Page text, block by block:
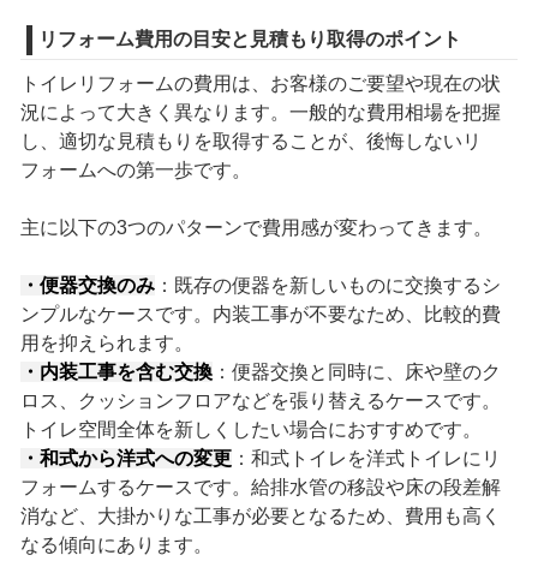
リフォーム費用の目安と見積もり取得のポイント
トイレリフォームの費用は、お客様のご要望や現在の状
況によって大きく異なります。一般的な費用相場を把握
し、適切な見積もりを取得することが、後悔しないリ
フォームへの第一歩です。
主に以下の3つのパターンで費用感が変わってきます。
・便器交換のみ：既存の便器を新しいものに交換するシ
ンプルなケースです。内装工事が不要なため、比較的費
用を抑えられます。
・内装工事を含む交換：便器交換と同時に、床や壁のク
ロス、クッションフロアなどを張り替えるケースです。
トイレ空間全体を新しくしたい場合におすすめです。
・和式から洋式への変更：和式トイレを洋式トイレにリ
フォームするケースです。給排水管の移設や床の段差解
消など、大掛かりな工事が必要となるため、費用も高く
なる傾向にあります。